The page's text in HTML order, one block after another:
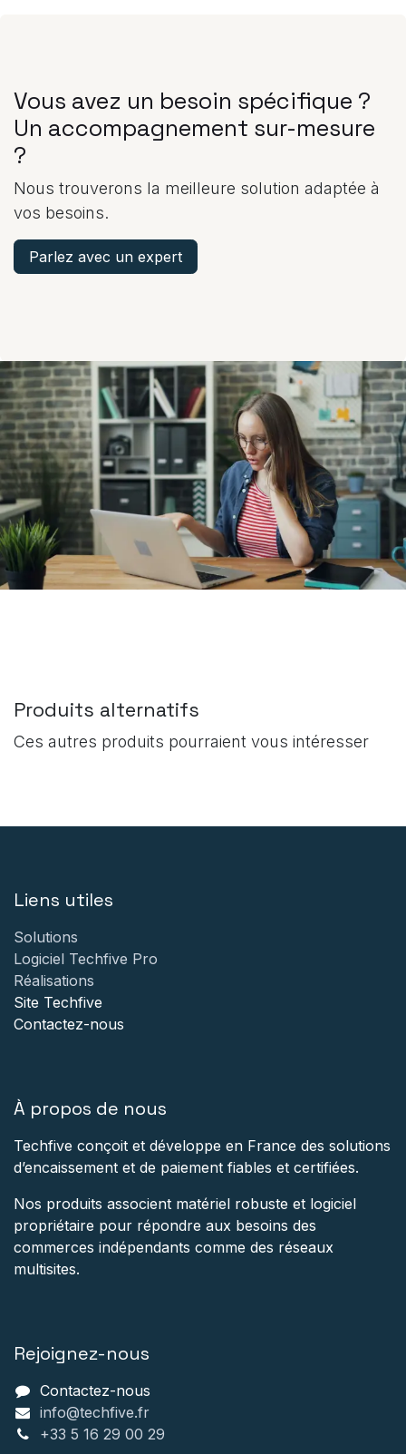
Vous avez un besoin spécifique ?
Un accompagnement sur-mesure
?
Nous trouverons la meilleure solution adaptée à
vos besoins.
Parlez avec un expert
Produits alternatifs
Ces autres produits pourraient vous intéresser
Liens utiles
Solutions
Logiciel Techfive Pro
Réalisations
Site Techfive
Contactez-nous
À propos de nous
Techfive conçoit et développe en France des solutions
d’encaissement et de paiement fiables et certifiées.
Nos produits associent matériel robuste et logiciel
propriétaire pour répondre aux besoins des
commerces indépendants comme des réseaux
multisites.
Rejoignez-nous
Contactez-nous
info@techfive.fr
+33 5 16 29 00 29